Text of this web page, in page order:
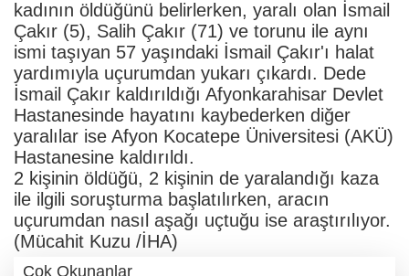
kadının öldüğünü belirlerken, yaralı olan İsmail
Çakır (5), Salih Çakır (71) ve torunu ile aynı
ismi taşıyan 57 yaşındaki İsmail Çakır'ı halat
yardımıyla uçurumdan yukarı çıkardı. Dede
İsmail Çakır kaldırıldığı Afyonkarahisar Devlet
Hastanesinde hayatını kaybederken diğer
yaralılar ise Afyon Kocatepe Üniversitesi (AKÜ)
Hastanesine kaldırıldı.
2 kişinin öldüğü, 2 kişinin de yaralandığı kaza
ile ilgili soruşturma başlatılırken, aracın
uçurumdan nasıl aşağı uçtuğu ise araştırılıyor.
(Mücahit Kuzu /İHA)
Çok Okunanlar